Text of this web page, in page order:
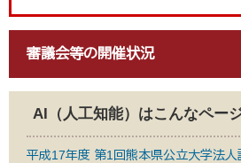
審議会等の開催状況
AI（人工知能）はこんなペー
平成17年度 第1回熊本県公立大学法